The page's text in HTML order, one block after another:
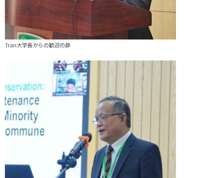
Tran大学長からの歓迎の辞